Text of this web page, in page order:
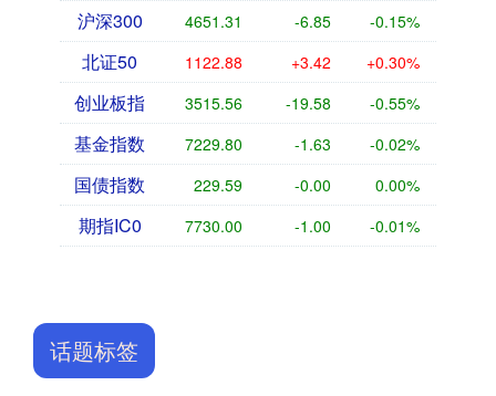
沪深300 4651.31 -6.85 -0.15%
北证50 1122.88 +3.42 +0.30%
创业板指 3515.56 -19.58 -0.55%
基金指数 7229.80 -1.63 -0.02%
国债指数 229.59 -0.00 0.00%
期指IC0 7730.00 -1.00 -0.01%
话题标签